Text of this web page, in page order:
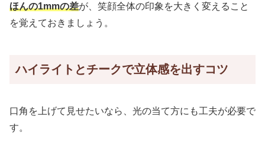
ほんの1mmの差が、笑顔全体の印象を大きく変えること
を覚えておきましょう。
ハイライトとチークで立体感を出すコツ
口角を上げて見せたいなら、光の当て方にも工夫が必要で
す。